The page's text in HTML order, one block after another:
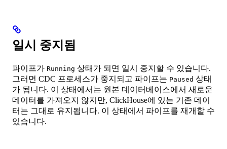
일시 중지됨
파이프가 Running 상태가 되면 일시 중지할 수 있습니다.
그러면 CDC 프로세스가 중지되고 파이프는 Paused 상태
가 됩니다. 이 상태에서는 원본 데이터베이스에서 새로운
데이터를 가져오지 않지만, ClickHouse에 있는 기존 데이
터는 그대로 유지됩니다. 이 상태에서 파이프를 재개할 수
있습니다.